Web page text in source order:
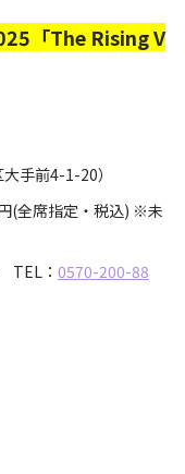
「The Rising V
手前4-1-20）
(全席指定・税込) ※未
TEL： 0570-200-88